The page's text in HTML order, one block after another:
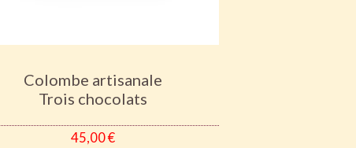
Colombe artisanale
Trois chocolats
45,00€